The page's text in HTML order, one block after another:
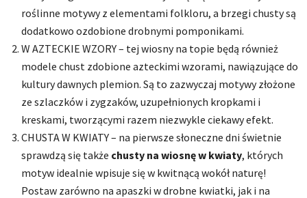
roślinne motywy z elementami folkloru, a brzegi chusty są
dodatkowo ozdobione drobnymi pomponikami.
W AZTECKIE WZORY – tej wiosny na topie będą również
modele chust zdobione azteckimi wzorami, nawiązujące do
kultury dawnych plemion. Są to zazwyczaj motywy złożone
ze szlaczków i zygzaków, uzupełnionych kropkami i
kreskami, tworzącymi razem niezwykle ciekawy efekt.
CHUSTA W KWIATY – na pierwsze słoneczne dni świetnie
sprawdzą się także chusty na wiosnę w kwiaty, których
motyw idealnie wpisuje się w kwitnącą wokół naturę!
Postaw zarówno na apaszki w drobne kwiatki, jak i na